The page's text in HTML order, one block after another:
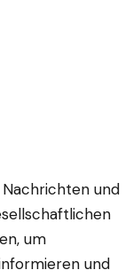
und
um
und